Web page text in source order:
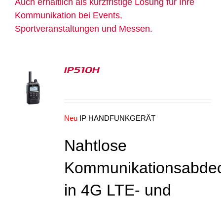
Auch erhältlich als kurzfristige Lösung für Ihre
Kommunikation bei Events,
Sportveranstaltungen und Messen.
IP510H
Neu IP HANDFUNKGERÄT
Nahtlose
in 4G LTE- und